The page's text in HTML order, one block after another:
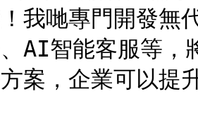
我哋專門開發無
AI智能客服等，
案，企業可以提